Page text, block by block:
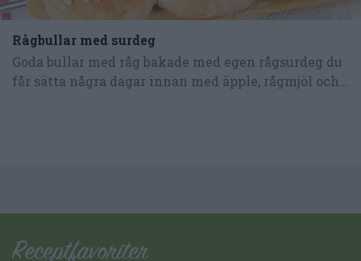
Rågbullar med surdeg
Goda bullar med råg bakade med egen rågsurdeg du
får sätta några dagar innan med äpple, rågmjöl och...